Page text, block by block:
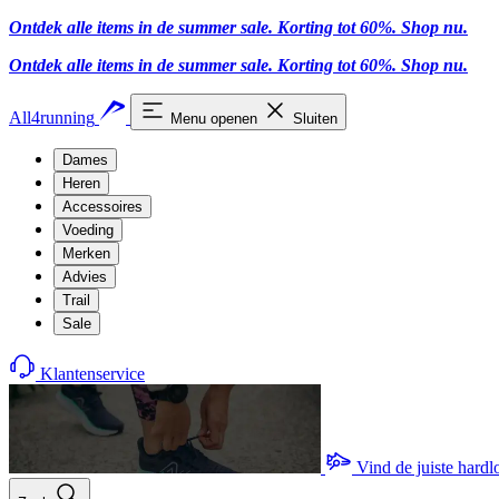
Ontdek alle items in de summer sale. Korting tot 60%. Shop nu.
Ontdek alle items in de summer sale. Korting tot 60%. Shop nu.
All4running Menu openen Sluiten
Dames
Heren
Accessoires
Voeding
Merken
Advies
Trail
Sale
Klantenservice
Vind de juiste